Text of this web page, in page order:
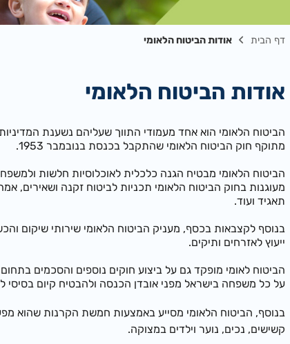
דף הבית אודות הביטוח הלאומי
אודות הביטוח הלאומי
הביטוח הלאומי הוא אחד מעמודי התווך שעליהם נשענת
מתוקף חוק הביטוח הלאומי שהתקבל בכנסת בנובמבר 1953.
הביטוח הלאומי מבטיח הגנה כלכלית לאוכלוסיות חלשות
מעוגנות בחוק הביטוח הלאומי תכניות לביטוח זקנה ושאירים,
תאגיד ועוד.
בנוסף לקצבאות בכסף, מעניק הביטוח הלאומי שירותי שיקום
ייעוץ לאזרחים ותיקים.
הביטוח לאומי מופקד גם על ביצוע חוקים נוספים והסכמים
על כל משפחה בישראל מפני אובדן הכנסה ולהבטיח קיום בסיסי
בנוסף, הביטוח הלאומי מסייע באמצעות חמשת הקרנות שהוא
קשישים, נכים, נוער וילדים במצוקה.